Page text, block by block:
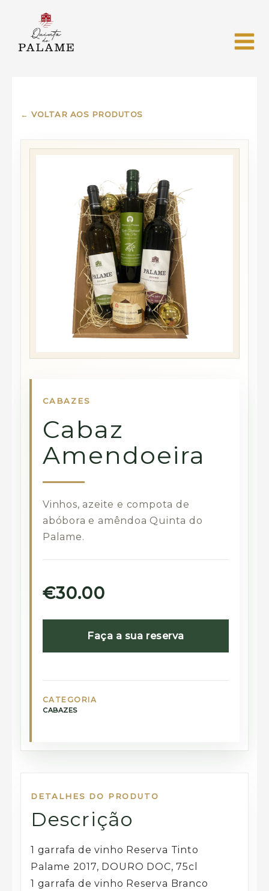
← VOLTAR AOS PRODUTOS
CABAZES
Cabaz
Amendoeira
Vinhos, azeite e compota de
abóbora e amêndoa Quinta do
Palame.
€30.00
Faça a sua reserva
CATEGORIA
CABAZES
DETALHES DO PRODUTO
Descrição
1 garrafa de vinho Reserva Tinto
Palame 2017, DOURO DOC, 75cl
1 garrafa de vinho Reserva Branco